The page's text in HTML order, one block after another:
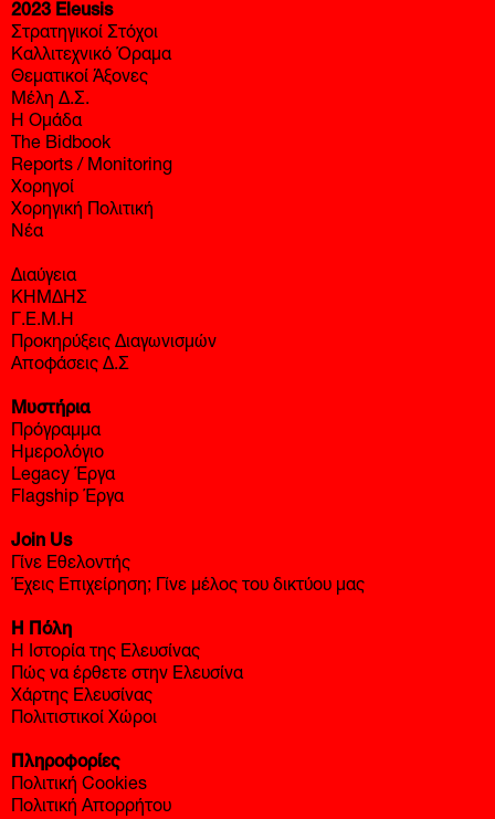
2023 Eleusis
Στρατηγικοί Στόχοι
Καλλιτεχνικό Όραμα
Θεματικοί Άξονες
Μέλη Δ.Σ.
Η Ομάδα
The Bidbook
Reports / Monitoring
Χορηγοί
Χορηγική Πολιτική
Νέα
Διαύγεια
ΚΗΜΔΗΣ
Γ.Ε.Μ.Η
Προκηρύξεις Διαγωνισμών
Αποφάσεις Δ.Σ
Μυστήρια
Πρόγραμμα
Ημερολόγιο
Legacy Έργα
Flagship Έργα
Join Us
Γίνε Εθελοντής
Έχεις Επιχείρηση; Γίνε μέλος του δικτύου μας
Η Πόλη
Η Ιστορία της Ελευσίνας
Πώς να έρθετε στην Ελευσίνα
Χάρτης Ελευσίνας
Πολιτιστικοί Χώροι
Πληροφορίες
Πολιτική Cookies
Πολιτική Απορρήτου